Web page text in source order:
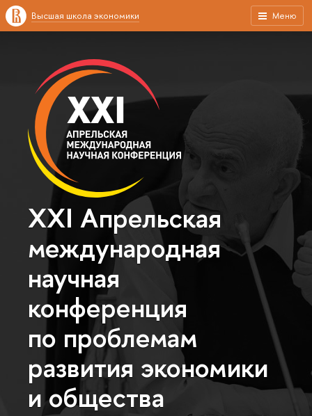
Меню
Высшая школа экономики
XXI Апрельская
международная
научная
конференция
по проблемам
развития экономики
и общества